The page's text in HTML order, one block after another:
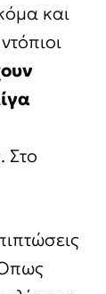
και
Στο